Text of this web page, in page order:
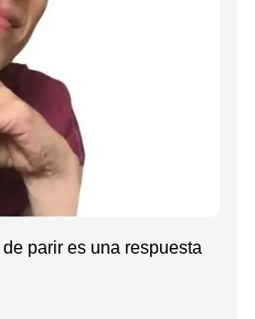
parir es una respuesta